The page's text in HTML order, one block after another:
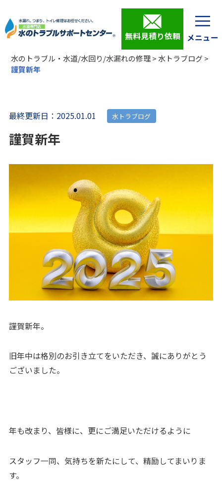
無料見積り依頼
水のトラブル・水道/水回り/水漏れの修理>水トラブログ>
謹賀新年
最終更新日：2025.01.01 水トラブログ
謹賀新年
謹賀新年。
旧年中は格別のお引き立てをいただき、誠にありがとう
ございました。
年も改まり、皆様に、更にご満足いただけるように
スタッフ一同、気持ちを新たにして、精励してまいりま
す。